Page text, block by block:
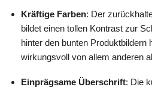
Kräftige Farben: Der
bildet einen tollen Kontrast zur
hinter den bunten Produktbildern
wirkungsvoll von allem anderen
Einprägsame Überschrift: Die